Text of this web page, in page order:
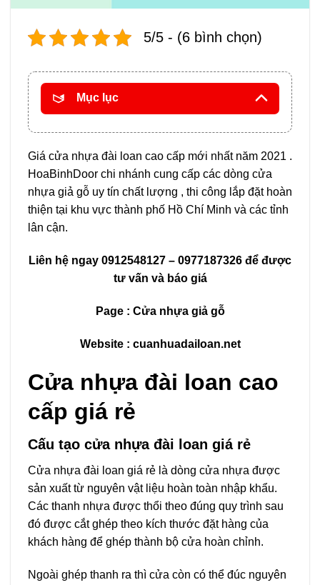
5/5 - (6 bình chọn)
Mục lục
Giá cửa nhựa đài loan cao cấp mới nhất năm 2021 .
HoaBinhDoor chi nhánh cung cấp các dòng cửa
nhựa giả gỗ uy tín chất lượng , thi công lắp đặt hoàn
thiện tại khu vực thành phố Hồ Chí Minh và các tỉnh
lân cận.
Liên hệ ngay 0912548127 – 0977187326 để được
tư vấn và báo giá
Page : Cửa nhựa giả gỗ
Website : cuanhuadailoan.net
Cửa nhựa đài loan cao
cấp giá rẻ
Cấu tạo cửa nhựa đài loan giá rẻ
Cửa nhựa đài loan giá rẻ là dòng cửa nhựa được
sản xuất từ nguyên vật liệu hoàn toàn nhập khẩu.
Các thanh nhựa được thổi theo đúng quy trình sau
đó được cắt ghép theo kích thước đặt hàng của
khách hàng để ghép thành bộ cửa hoàn chỉnh.
Ngoài ghép thanh ra thì cửa còn có thể đúc nguyên